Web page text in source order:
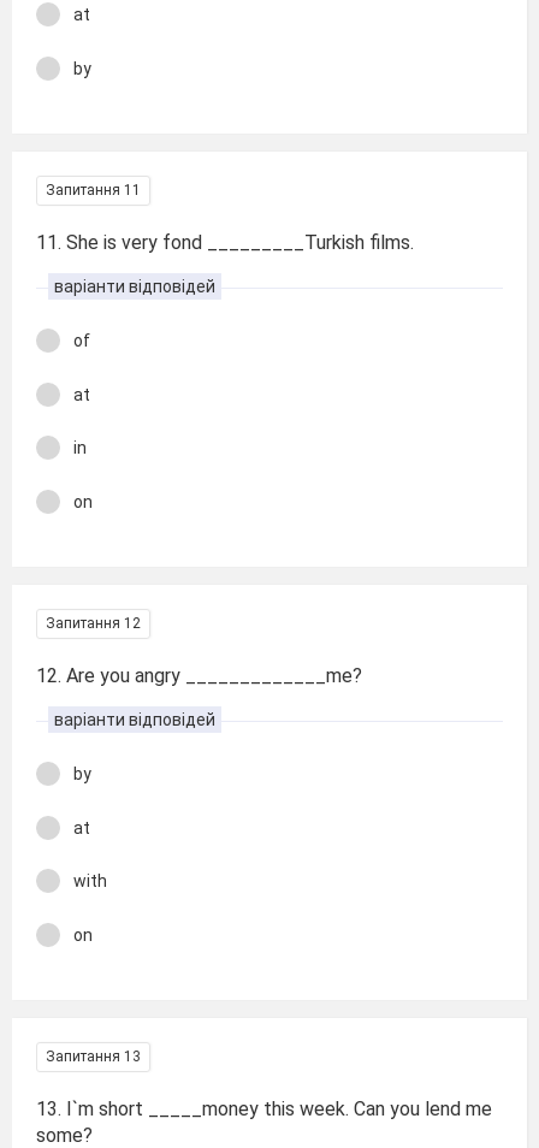
at
by
Запитання 11
11. She is very fond _________Turkish films.
варіанти відповідей
of
at
in
on
Запитання 12
12. Are you angry _____________me?
варіанти відповідей
by
at
with
on
Запитання 13
13. I`m short _____money this week. Can you lend me
some?